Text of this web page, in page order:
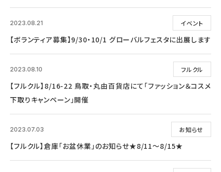
イベント
2023.08.21
【ボランティア募集】9/30・10/1 グローバルフェスタに出展します
フルクル
2023.08.10
【フルクル】8/16-22 鳥取・丸由百貨店にて「ファッション＆コスメ
下取りキャンペーン」開催
お知らせ
2023.07.03
【フルクル】倉庫「お盆休業」のお知らせ★8/11～8/15★